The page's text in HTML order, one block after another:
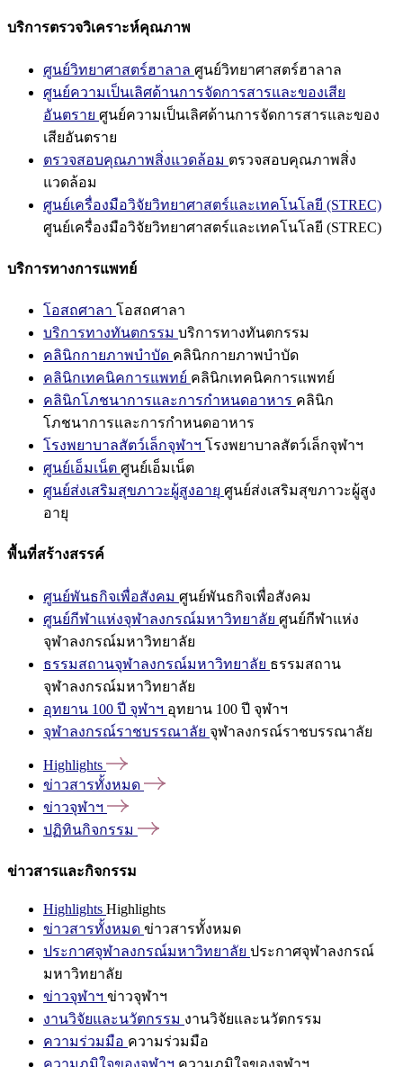
บริการตรวจวิเคราะห์คุณภาพ
ศูนย์วิทยาศาสตร์ฮาลาล ศูนย์วิทยาศาสตร์ฮาลาล
ศูนย์ความเป็นเลิศด้านการจัดการสารและของเสีย
อันตราย ศูนย์ความเป็นเลิศด้านการจัดการสารและของ
เสียอันตราย
ตรวจสอบคุณภาพสิ่งแวดล้อม ตรวจสอบคุณภาพสิ่ง
แวดล้อม
ศูนย์เครื่องมือวิจัยวิทยาศาสตร์และเทคโนโลยี (STREC)
ศูนย์เครื่องมือวิจัยวิทยาศาสตร์และเทคโนโลยี (STREC)
บริการทางการแพทย์
โอสถศาลา โอสถศาลา
บริการทางทันตกรรม บริการทางทันตกรรม
คลินิกกายภาพบำบัด คลินิกกายภาพบำบัด
คลินิกเทคนิคการแพทย์ คลินิกเทคนิคการแพทย์
คลินิกโภชนาการและการกำหนดอาหาร คลินิก
โภชนาการและการกำหนดอาหาร
โรงพยาบาลสัตว์เล็กจุฬาฯ โรงพยาบาลสัตว์เล็กจุฬาฯ
ศูนย์เอ็มเน็ต ศูนย์เอ็มเน็ต
ศูนย์ส่งเสริมสุขภาวะผู้สูงอายุ ศูนย์ส่งเสริมสุขภาวะผู้สูง
อายุ
พื้นที่สร้างสรรค์
ศูนย์พันธกิจเพื่อสังคม ศูนย์พันธกิจเพื่อสังคม
ศูนย์กีฬาแห่งจุฬาลงกรณ์มหาวิทยาลัย ศูนย์กีฬาแห่ง
จุฬาลงกรณ์มหาวิทยาลัย
ธรรมสถานจุฬาลงกรณ์มหาวิทยาลัย ธรรมสถาน
จุฬาลงกรณ์มหาวิทยาลัย
อุทยาน 100 ปี จุฬาฯ อุทยาน 100 ปี จุฬาฯ
จุฬาลงกรณ์ราชบรรณาลัย จุฬาลงกรณ์ราชบรรณาลัย
Highlights
ข่าวสารทั้งหมด
ข่าวจุฬาฯ
ปฏิทินกิจกรรม
ข่าวสารและกิจกรรม
Highlights Highlights
ข่าวสารทั้งหมด ข่าวสารทั้งหมด
ประกาศจุฬาลงกรณ์มหาวิทยาลัย ประกาศจุฬาลงกรณ์
มหาวิทยาลัย
ข่าวจุฬาฯ ข่าวจุฬาฯ
งานวิจัยและนวัตกรรม งานวิจัยและนวัตกรรม
ความร่วมมือ ความร่วมมือ